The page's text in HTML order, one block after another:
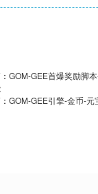
GOM-GEE首爆奖励脚
GOM-GEE引擎-金币-